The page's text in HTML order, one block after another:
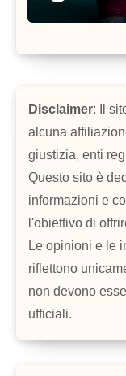
Disclaimer: Il
alcuna
giustizia, enti
Questo sito è
informazioni e
l'obiettivo di
Le opinioni e le
riflettono
non devono
ufficiali.